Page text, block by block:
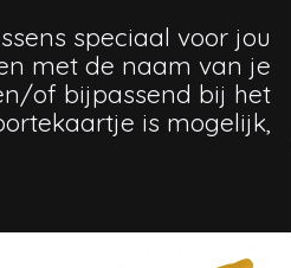
speciaal voor jou
met de naam van je
of bijpassend bij het
is mogelijk,